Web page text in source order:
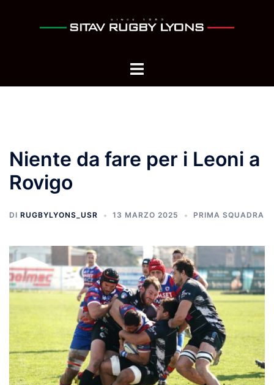
Niente da fare per i Leoni a
Rovigo
DI RUGBYLYONS_USR 13 MARZO 2025 PRIMA SQUADRA